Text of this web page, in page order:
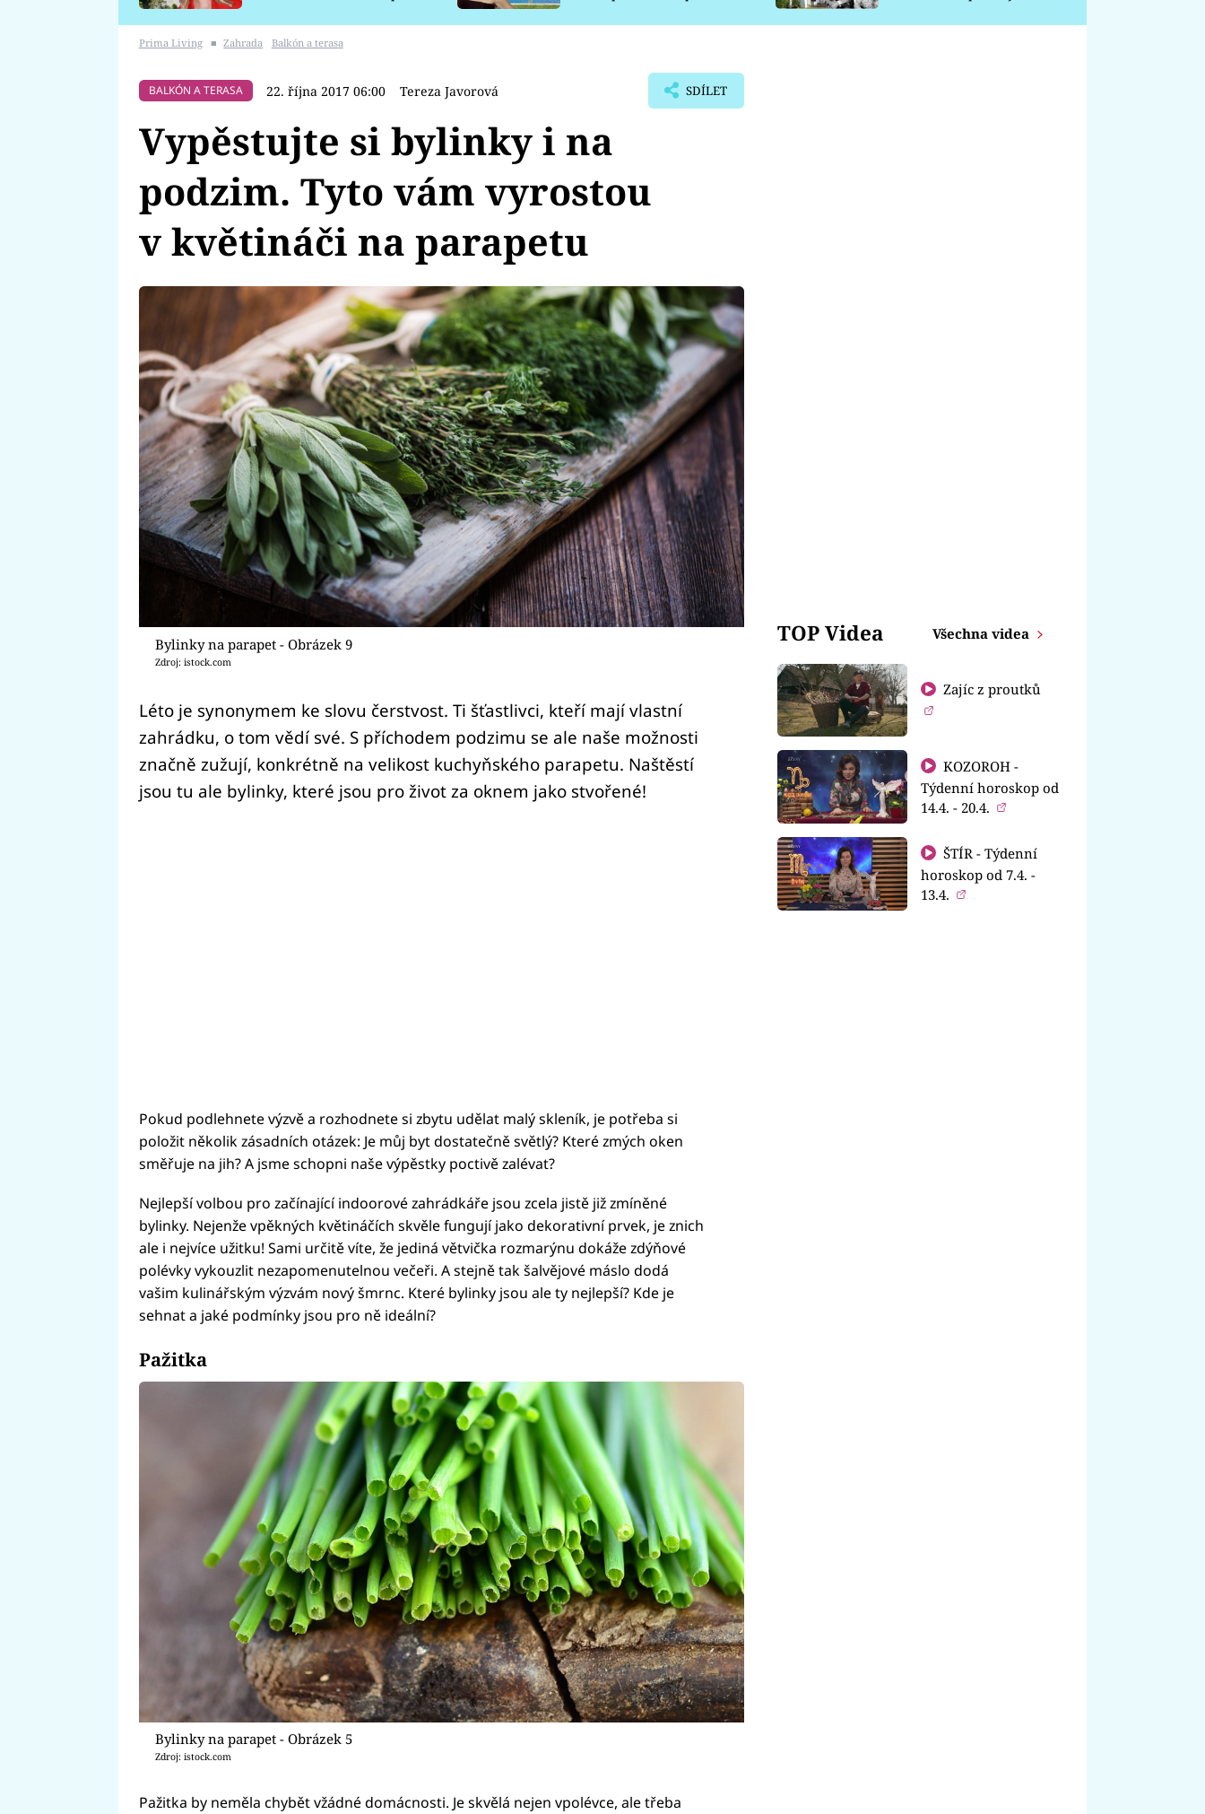
Prima Living ■ Zahrada Balkón a terasa
BALKÓN A TERASA 22. října 2017 06:00 Tereza Javorová SDÍLET
Vypěstujte si bylinky i na
podzim. Tyto vám vyrostou
v květináči na parapetu
Bylinky na parapet - Obrázek 9
Zdroj: istock.com
Léto je synonymem ke slovu čerstvost. Ti šťastlivci, kteří mají vlastní
zahrádku, o tom vědí své. S příchodem podzimu se ale naše možnosti
značně zužují, konkrétně na velikost kuchyňského parapetu. Naštěstí
jsou tu ale bylinky, které jsou pro život za oknem jako stvořené!
Pokud podlehnete výzvě a rozhodnete si zbytu udělat malý skleník, je potřeba si
položit několik zásadních otázek: Je můj byt dostatečně světlý? Které zmých oken
směřuje na jih? A jsme schopni naše výpěstky poctivě zalévat?
Nejlepší volbou pro začínající indoorové zahrádkáře jsou zcela jistě již zmíněné
bylinky. Nejenže vpěkných květináčích skvěle fungují jako dekorativní prvek, je znich
ale i nejvíce užitku! Sami určitě víte, že jediná větvička rozmarýnu dokáže zdýňové
polévky vykouzlit nezapomenutelnou večeři. A stejně tak šalvějové máslo dodá
vašim kulinářským výzvám nový šmrnc. Které bylinky jsou ale ty nejlepší? Kde je
sehnat a jaké podmínky jsou pro ně ideální?
Pažitka
Bylinky na parapet - Obrázek 5
Zdroj: istock.com
Pažitka by neměla chybět vžádné domácnosti. Je skvělá nejen vpolévce, ale třeba
TOP Videa Všechna videa
Zajíc z proutků
KOZOROH -
Týdenní horoskop od
14.4. - 20.4.
ŠTÍR - Týdenní
horoskop od 7.4. -
13.4.